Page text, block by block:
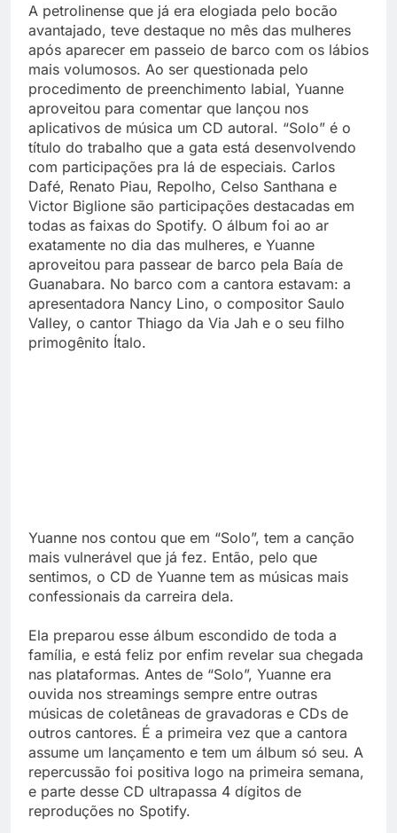
A petrolinense que já era elogiada pelo bocão
avantajado, teve destaque no mês das mulheres
após aparecer em passeio de barco com os lábios
mais volumosos. Ao ser questionada pelo
procedimento de preenchimento labial, Yuanne
aproveitou para comentar que lançou nos
aplicativos de música um CD autoral. “Solo” é o
título do trabalho que a gata está desenvolvendo
com participações pra lá de especiais. Carlos
Dafé, Renato Piau, Repolho, Celso Santhana e
Victor Biglione são participações destacadas em
todas as faixas do Spotify. O álbum foi ao ar
exatamente no dia das mulheres, e Yuanne
aproveitou para passear de barco pela Baía de
Guanabara. No barco com a cantora estavam: a
apresentadora Nancy Lino, o compositor Saulo
Valley, o cantor Thiago da Via Jah e o seu filho
primogênito Ítalo.
Yuanne nos contou que em “Solo”, tem a canção
mais vulnerável que já fez. Então, pelo que
sentimos, o CD de Yuanne tem as músicas mais
confessionais da carreira dela.
Ela preparou esse álbum escondido de toda a
família, e está feliz por enfim revelar sua chegada
nas plataformas. Antes de “Solo”, Yuanne era
ouvida nos streamings sempre entre outras
músicas de coletâneas de gravadoras e CDs de
outros cantores. É a primeira vez que a cantora
assume um lançamento e tem um álbum só seu. A
repercussão foi positiva logo na primeira semana,
e parte desse CD ultrapassa 4 dígitos de
reproduções no Spotify.